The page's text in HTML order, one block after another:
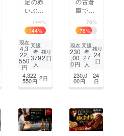
いぶど
う「ち
ちぶ ⼭
ル
ビー」
を全国
に広め
たい
144%
144%
現在
4,3
22,
550
円
支援
者
379
人
残り
2日
4,322,
550円 2日
庫で、
食物ア
レル
ギーが
あって
も安心
して食
しめる
場所を
76%
76%
現在
230
,00
0円
支援
者
27
人
残り
24
日
230,0
00円
24
日